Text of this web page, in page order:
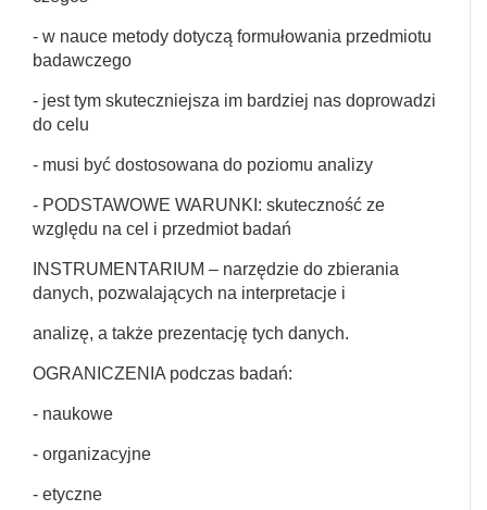
- w nauce metody dotyczą formułowania przedmiotu
badawczego
- jest tym skuteczniejsza im bardziej nas doprowadzi
do celu
- musi być dostosowana do poziomu analizy
- PODSTAWOWE WARUNKI: skuteczność ze
względu na cel i przedmiot badań
INSTRUMENTARIUM – narzędzie do zbierania
danych, pozwalających na interpretacje i
analizę, a także prezentację tych danych.
OGRANICZENIA podczas badań:
- naukowe
- organizacyjne
- etyczne